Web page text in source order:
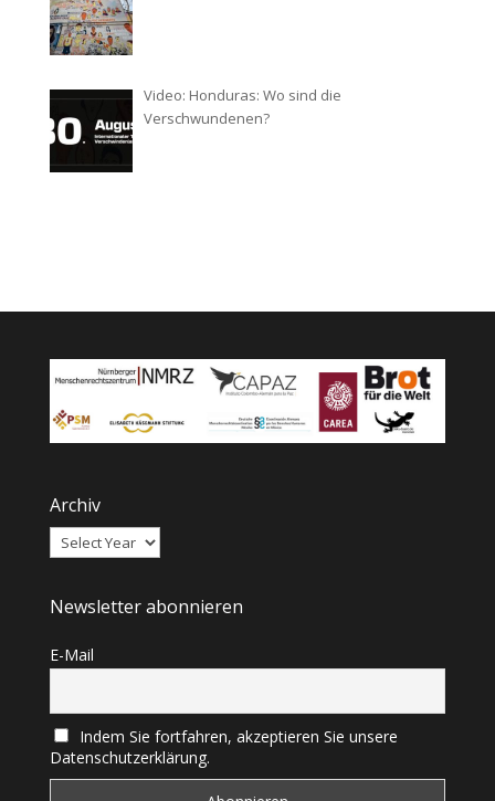
Video: Honduras: Wo sind die
Verschwundenen?
Archiv
Newsletter abonnieren
E-Mail
Indem Sie fortfahren, akzeptieren Sie unsere
Datenschutzerklärung.